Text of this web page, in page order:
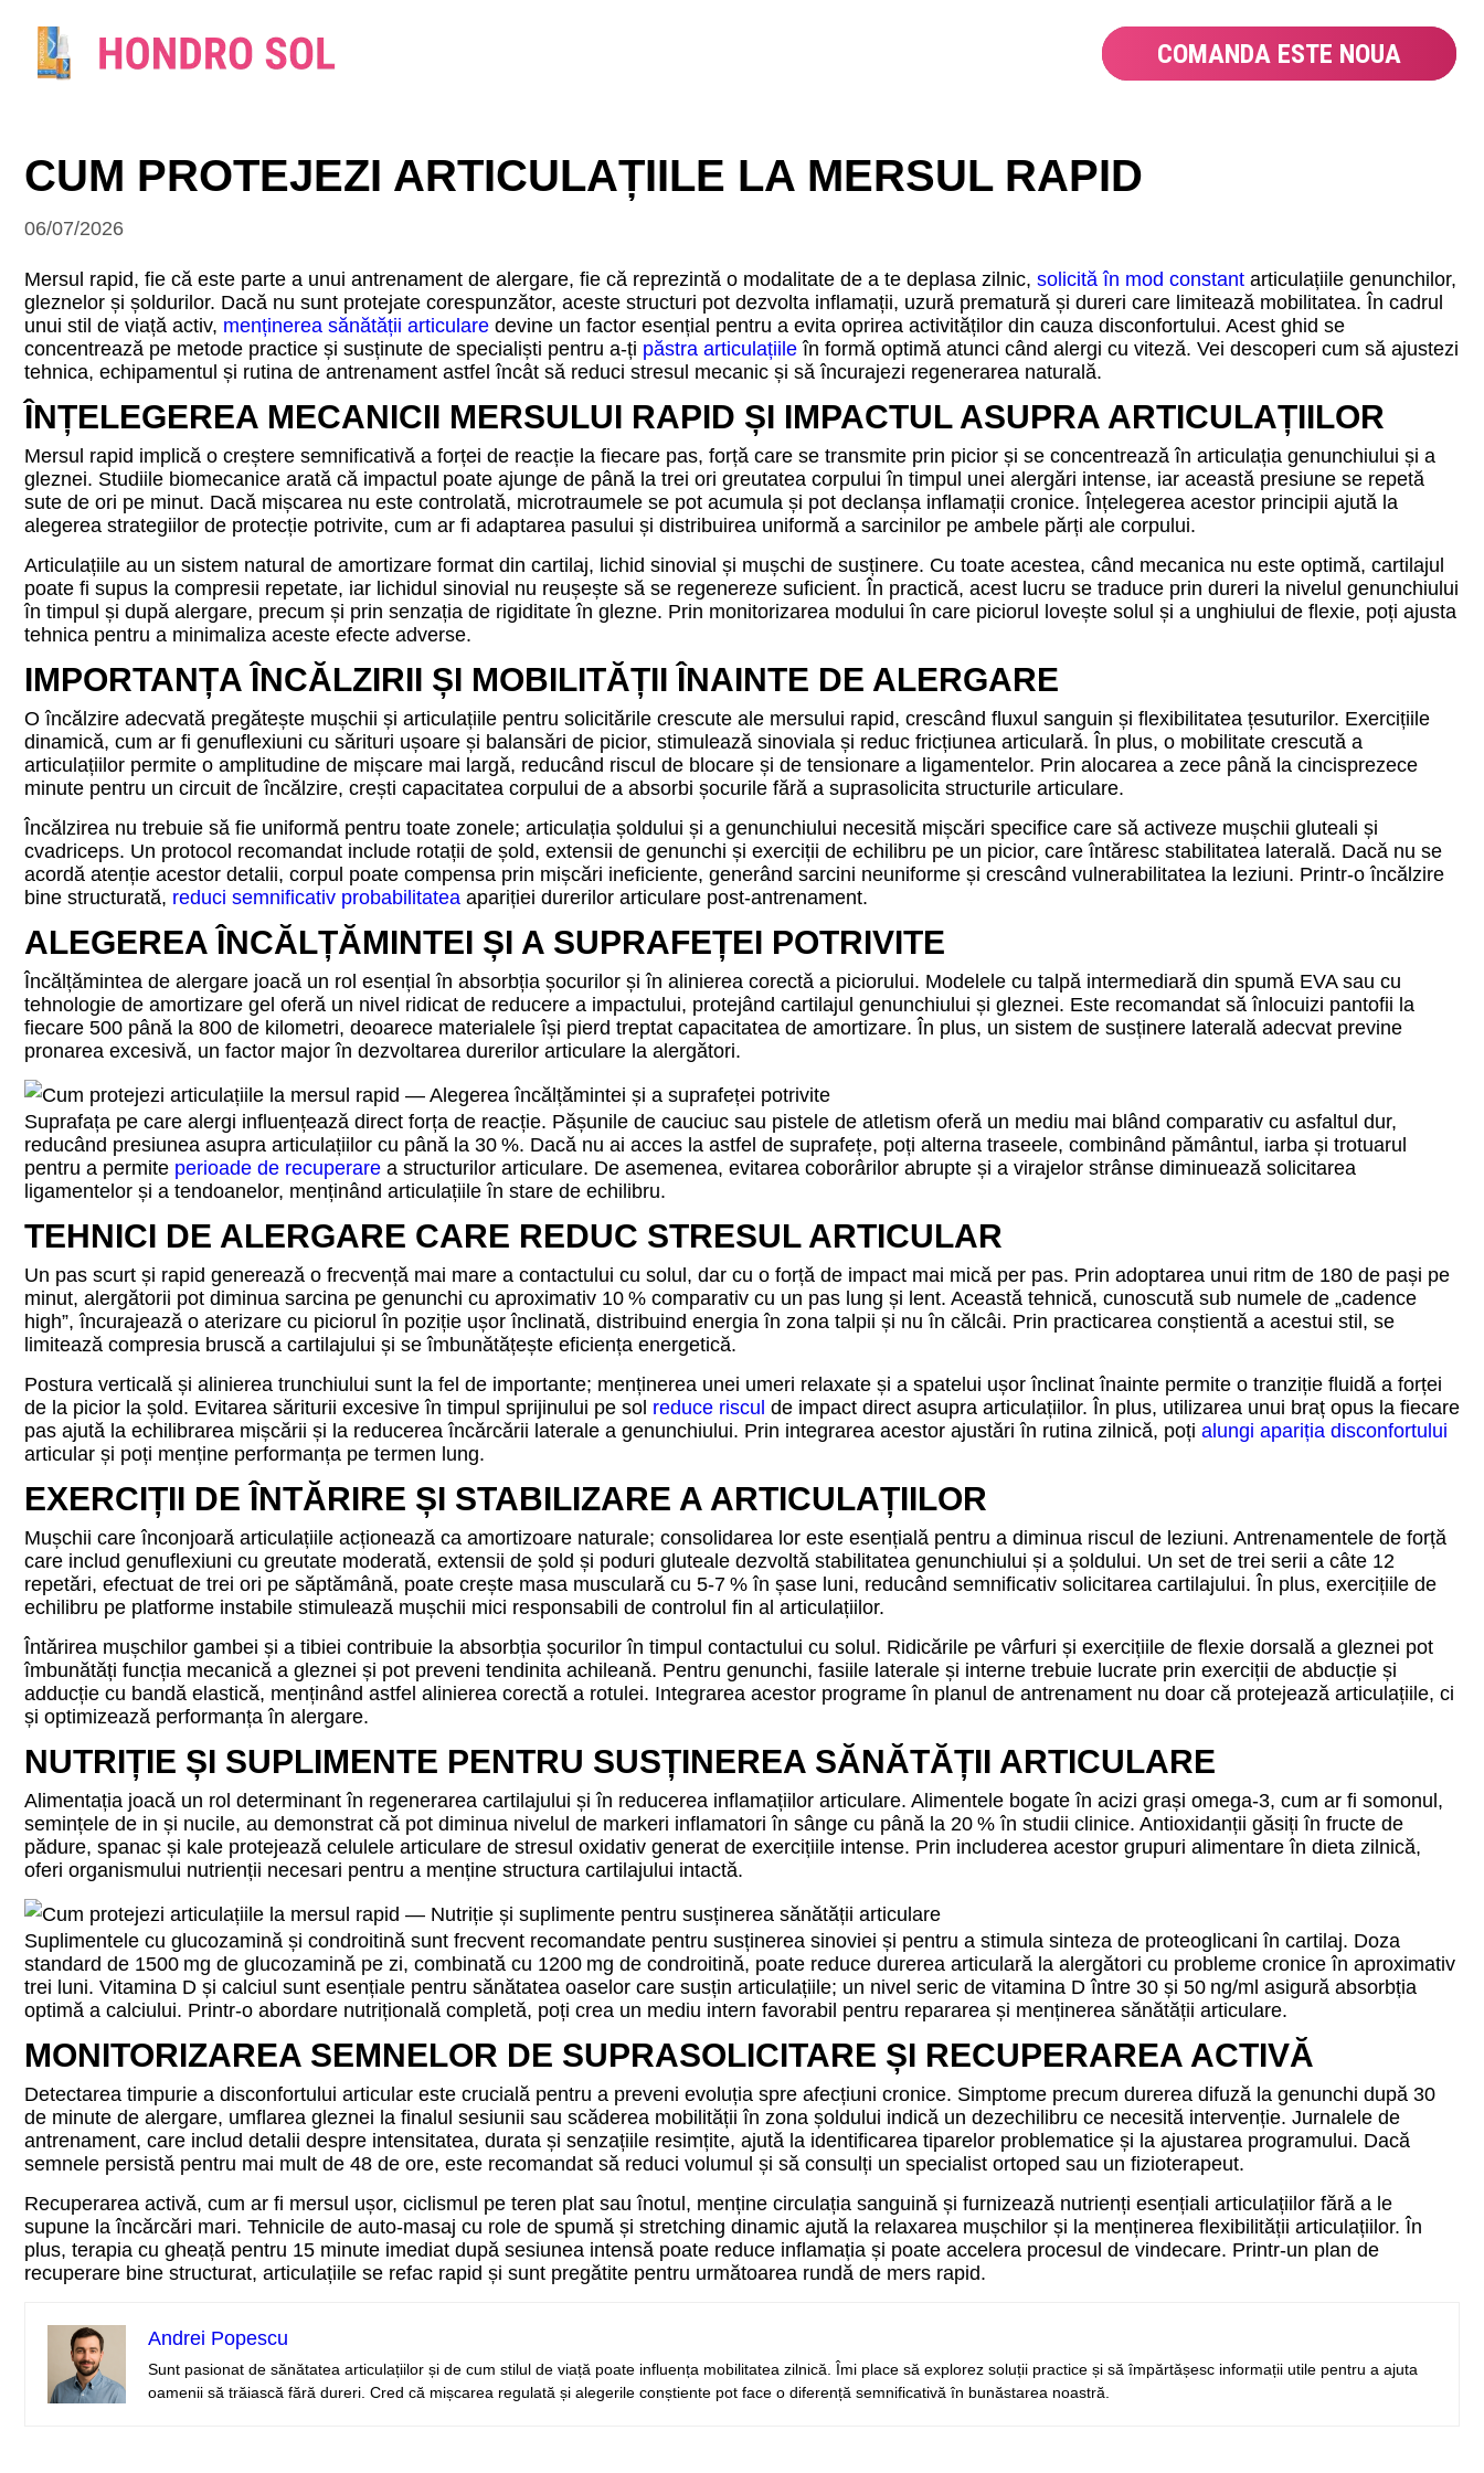
COMANDA ESTE NOUA
CUM PROTEJEZI ARTICULAȚIILE LA MERSUL RAPID
06/07/2026
Mersul rapid, fie că este parte a unui antrenament de alergare, fie că reprezintă o modalitate de a te deplasa zilnic, solicită în mod constant articulațiile genunchilor,
gleznelor și șoldurilor. Dacă nu sunt protejate corespunzător, aceste structuri pot dezvolta inflamații, uzură prematură și dureri care limitează mobilitatea. În cadrul
unui stil de viață activ, menținerea sănătății articulare devine un factor esențial pentru a evita oprirea activităților din cauza disconfortului. Acest ghid se
concentrează pe metode practice și susținute de specialiști pentru a-ți păstra articulațiile în formă optimă atunci când alergi cu viteză. Vei descoperi cum să ajustezi
tehnica, echipamentul și rutina de antrenament astfel încât să reduci stresul mecanic și să încurajezi regenerarea naturală.
ÎNȚELEGEREA MECANICII MERSULUI RAPID ȘI IMPACTUL ASUPRA ARTICULAȚIILOR
Mersul rapid implică o creștere semnificativă a forței de reacție la fiecare pas, forță care se transmite prin picior și se concentrează în articulația genunchiului și a
gleznei. Studiile biomecanice arată că impactul poate ajunge de până la trei ori greutatea corpului în timpul unei alergări intense, iar această presiune se repetă
sute de ori pe minut. Dacă mișcarea nu este controlată, microtraumele se pot acumula și pot declanșa inflamații cronice. Înțelegerea acestor principii ajută la
alegerea strategiilor de protecție potrivite, cum ar fi adaptarea pasului și distribuirea uniformă a sarcinilor pe ambele părți ale corpului.
Articulațiile au un sistem natural de amortizare format din cartilaj, lichid sinovial și mușchi de susținere. Cu toate acestea, când mecanica nu este optimă, cartilajul
poate fi supus la compresii repetate, iar lichidul sinovial nu reușește să se regenereze suficient. În practică, acest lucru se traduce prin dureri la nivelul genunchiului
în timpul și după alergare, precum și prin senzația de rigiditate în glezne. Prin monitorizarea modului în care piciorul lovește solul și a unghiului de flexie, poți ajusta
tehnica pentru a minimaliza aceste efecte adverse.
IMPORTANȚA ÎNCĂLZIRII ȘI MOBILITĂȚII ÎNAINTE DE ALERGARE
O încălzire adecvată pregătește mușchii și articulațiile pentru solicitările crescute ale mersului rapid, crescând fluxul sanguin și flexibilitatea țesuturilor. Exercițiile
dinamică, cum ar fi genuflexiuni cu sărituri ușoare și balansări de picior, stimulează sinoviala și reduc fricțiunea articulară. În plus, o mobilitate crescută a
articulațiilor permite o amplitudine de mișcare mai largă, reducând riscul de blocare și de tensionare a ligamentelor. Prin alocarea a zece până la cincisprezece
minute pentru un circuit de încălzire, crești capacitatea corpului de a absorbi șocurile fără a suprasolicita structurile articulare.
Încălzirea nu trebuie să fie uniformă pentru toate zonele; articulația șoldului și a genunchiului necesită mișcări specifice care să activeze mușchii gluteali și
cvadriceps. Un protocol recomandat include rotații de șold, extensii de genunchi și exerciții de echilibru pe un picior, care întăresc stabilitatea laterală. Dacă nu se
acordă atenție acestor detalii, corpul poate compensa prin mișcări ineficiente, generând sarcini neuniforme și crescând vulnerabilitatea la leziuni. Printr-o încălzire
bine structurată, reduci semnificativ probabilitatea apariției durerilor articulare post-antrenament.
ALEGEREA ÎNCĂLȚĂMINTEI ȘI A SUPRAFEȚEI POTRIVITE
Încălțămintea de alergare joacă un rol esențial în absorbția șocurilor și în alinierea corectă a piciorului. Modelele cu talpă intermediară din spumă EVA sau cu
tehnologie de amortizare gel oferă un nivel ridicat de reducere a impactului, protejând cartilajul genunchiului și gleznei. Este recomandat să înlocuizi pantofii la
fiecare 500 până la 800 de kilometri, deoarece materialele își pierd treptat capacitatea de amortizare. În plus, un sistem de susținere laterală adecvat previne
pronarea excesivă, un factor major în dezvoltarea durerilor articulare la alergători.
Suprafața pe care alergi influențează direct forța de reacție. Pășunile de cauciuc sau pistele de atletism oferă un mediu mai blând comparativ cu asfaltul dur,
reducând presiunea asupra articulațiilor cu până la 30 %. Dacă nu ai acces la astfel de suprafețe, poți alterna traseele, combinând pământul, iarba și trotuarul
pentru a permite perioade de recuperare a structurilor articulare. De asemenea, evitarea coborârilor abrupte și a virajelor strânse diminuează solicitarea
ligamentelor și a tendoanelor, menținând articulațiile în stare de echilibru.
TEHNICI DE ALERGARE CARE REDUC STRESUL ARTICULAR
Un pas scurt și rapid generează o frecvență mai mare a contactului cu solul, dar cu o forță de impact mai mică per pas. Prin adoptarea unui ritm de 180 de pași pe
minut, alergătorii pot diminua sarcina pe genunchi cu aproximativ 10 % comparativ cu un pas lung și lent. Această tehnică, cunoscută sub numele de „cadence
high”, încurajează o aterizare cu piciorul în poziție ușor înclinată, distribuind energia în zona talpii și nu în călcâi. Prin practicarea conștientă a acestui stil, se
limitează compresia bruscă a cartilajului și se îmbunătățește eficiența energetică.
Postura verticală și alinierea trunchiului sunt la fel de importante; menținerea unei umeri relaxate și a spatelui ușor înclinat înainte permite o tranziție fluidă a forței
de la picior la șold. Evitarea săriturii excesive în timpul sprijinului pe sol reduce riscul de impact direct asupra articulațiilor. În plus, utilizarea unui braț opus la fiecare
pas ajută la echilibrarea mișcării și la reducerea încărcării laterale a genunchiului. Prin integrarea acestor ajustări în rutina zilnică, poți alungi apariția disconfortului
articular și poți menține performanța pe termen lung.
EXERCIȚII DE ÎNTĂRIRE ȘI STABILIZARE A ARTICULAȚIILOR
Mușchii care înconjoară articulațiile acționează ca amortizoare naturale; consolidarea lor este esențială pentru a diminua riscul de leziuni. Antrenamentele de forță
care includ genuflexiuni cu greutate moderată, extensii de șold și poduri gluteale dezvoltă stabilitatea genunchiului și a șoldului. Un set de trei serii a câte 12
repetări, efectuat de trei ori pe săptămână, poate crește masa musculară cu 5‑7 % în șase luni, reducând semnificativ solicitarea cartilajului. În plus, exercițiile de
echilibru pe platforme instabile stimulează mușchii mici responsabili de controlul fin al articulațiilor.
Întărirea mușchilor gambei și a tibiei contribuie la absorbția șocurilor în timpul contactului cu solul. Ridicările pe vârfuri și exercițiile de flexie dorsală a gleznei pot
îmbunătăți funcția mecanică a gleznei și pot preveni tendinita achileană. Pentru genunchi, fasiile laterale și interne trebuie lucrate prin exerciții de abducție și
adducție cu bandă elastică, menținând astfel alinierea corectă a rotulei. Integrarea acestor programe în planul de antrenament nu doar că protejează articulațiile, ci
și optimizează performanța în alergare.
NUTRIȚIE ȘI SUPLIMENTE PENTRU SUSȚINEREA SĂNĂTĂȚII ARTICULARE
Alimentația joacă un rol determinant în regenerarea cartilajului și în reducerea inflamațiilor articulare. Alimentele bogate în acizi grași omega‑3, cum ar fi somonul,
semințele de in și nucile, au demonstrat că pot diminua nivelul de markeri inflamatori în sânge cu până la 20 % în studii clinice. Antioxidanții găsiți în fructe de
pădure, spanac și kale protejează celulele articulare de stresul oxidativ generat de exercițiile intense. Prin includerea acestor grupuri alimentare în dieta zilnică,
oferi organismului nutrienții necesari pentru a menține structura cartilajului intactă.
Suplimentele cu glucozamină și condroitină sunt frecvent recomandate pentru susținerea sinoviei și pentru a stimula sinteza de proteoglicani în cartilaj. Doza
standard de 1500 mg de glucozamină pe zi, combinată cu 1200 mg de condroitină, poate reduce durerea articulară la alergători cu probleme cronice în aproximativ
trei luni. Vitamina D și calciul sunt esențiale pentru sănătatea oaselor care susțin articulațiile; un nivel seric de vitamina D între 30 și 50 ng/ml asigură absorbția
optimă a calciului. Printr-o abordare nutrițională completă, poți crea un mediu intern favorabil pentru repararea și menținerea sănătății articulare.
MONITORIZAREA SEMNELOR DE SUPRASOLICITARE ȘI RECUPERAREA ACTIVĂ
Detectarea timpurie a disconfortului articular este crucială pentru a preveni evoluția spre afecțiuni cronice. Simptome precum durerea difuză la genunchi după 30
de minute de alergare, umflarea gleznei la finalul sesiunii sau scăderea mobilității în zona șoldului indică un dezechilibru ce necesită intervenție. Jurnalele de
antrenament, care includ detalii despre intensitatea, durata și senzațiile resimțite, ajută la identificarea tiparelor problematice și la ajustarea programului. Dacă
semnele persistă pentru mai mult de 48 de ore, este recomandat să reduci volumul și să consulți un specialist ortoped sau un fizioterapeut.
Recuperarea activă, cum ar fi mersul ușor, ciclismul pe teren plat sau înotul, menține circulația sanguină și furnizează nutrienți esențiali articulațiilor fără a le
supune la încărcări mari. Tehnicile de auto‑masaj cu role de spumă și stretching dinamic ajută la relaxarea mușchilor și la menținerea flexibilității articulațiilor. În
plus, terapia cu gheață pentru 15 minute imediat după sesiunea intensă poate reduce inflamația și poate accelera procesul de vindecare. Printr-un plan de
recuperare bine structurat, articulațiile se refac rapid și sunt pregătite pentru următoarea rundă de mers rapid.
Andrei Popescu
Sunt pasionat de sănătatea articulațiilor și de cum stilul de viață poate influența mobilitatea zilnică. Îmi place să explorez soluții practice și să împărtășesc informații utile pentru a ajuta
oamenii să trăiască fără dureri. Cred că mișcarea regulată și alegerile conștiente pot face o diferență semnificativă în bunăstarea noastră.